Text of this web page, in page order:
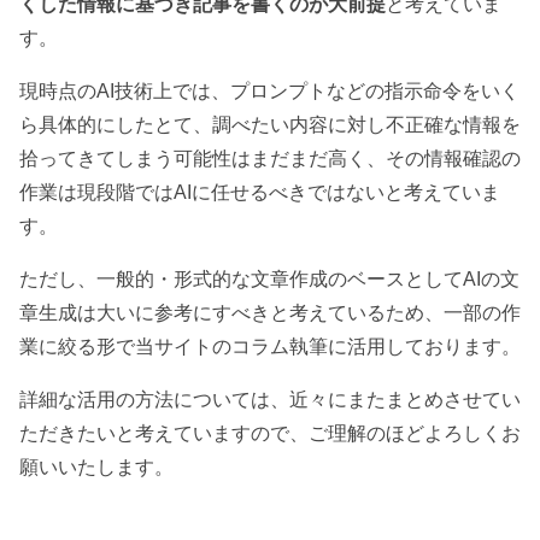
す。
現時点のAI技術上では、プロンプトなどの指示命令をいく
ら具体的にしたとて、調べたい内容に対し不正確な情報を
拾ってきてしまう可能性はまだまだ高く、その情報確認の
作業は現段階ではAIに任せるべきではないと考えていま
す。
ただし、一般的・形式的な文章作成のベースとしてAIの文
章生成は大いに参考にすべきと考えているため、一部の作
業に絞る形で当サイトのコラム執筆に活用しております。
詳細な活用の方法については、近々にまたまとめさせてい
ただきたいと考えていますので、ご理解のほどよろしくお
願いいたします。